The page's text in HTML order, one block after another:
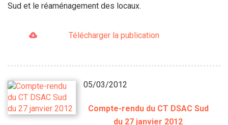
Sud et le réaménagement des locaux.
Télécharger la publication
05/03/2012
Compte-rendu du CT DSAC Sud
du 27 janvier 2012